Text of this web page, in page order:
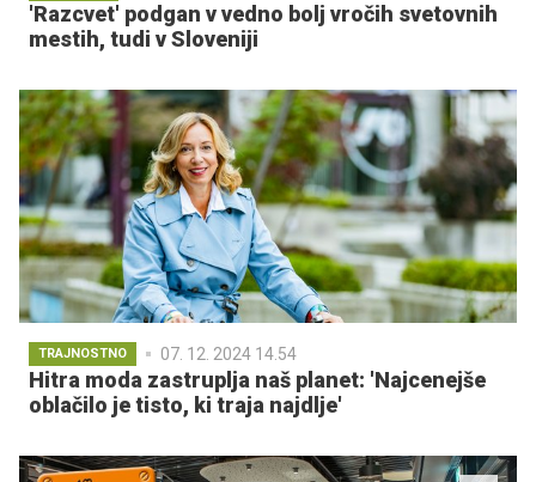
'Razcvet' podgan v vedno bolj vročih svetovnih
mestih, tudi v Sloveniji
TRAJNOSTNO 07. 12. 2024 14.54
Hitra moda zastruplja naš planet: 'Najcenejše
oblačilo je tisto, ki traja najdlje'